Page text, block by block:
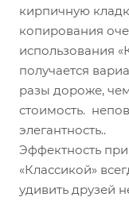
кирпичную
копирования
использования
получается
разы дороже,
стоимость.
элегантность..
Эффектность
«Классикой»
удивить друзей